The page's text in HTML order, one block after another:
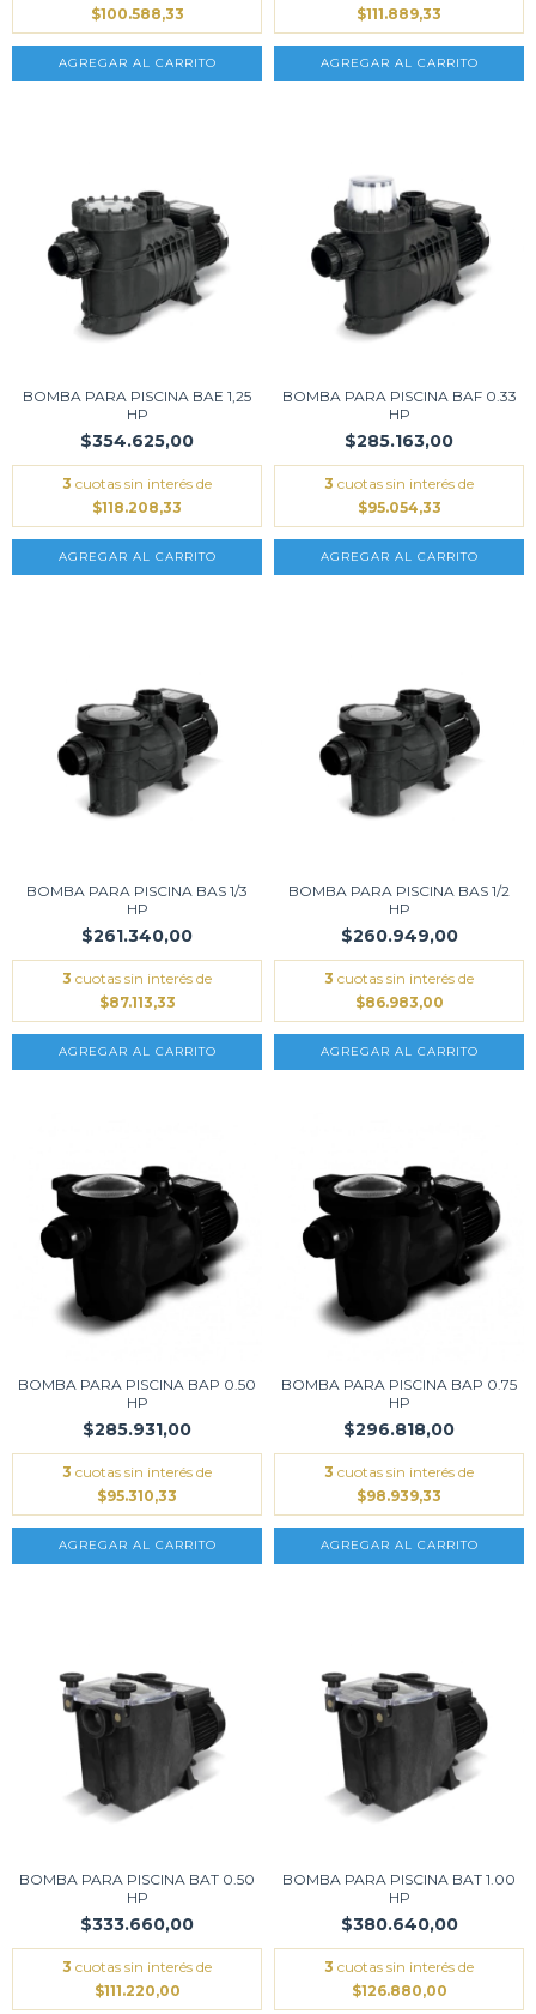
$100.588,33
$111.889,33
BOMBA PARA PISCINA BAE 1,25
HP
$354.625,00
3 cuotas sin interés de
$118.208,33
BOMBA PARA PISCINA BAF 0.33
HP
$285.163,00
3 cuotas sin interés de
$95.054,33
BOMBA PARA PISCINA BAS 1/3
HP
$261.340,00
3 cuotas sin interés de
$87.113,33
BOMBA PARA PISCINA BAS 1/2
HP
$260.949,00
3 cuotas sin interés de
$86.983,00
BOMBA PARA PISCINA BAP 0.50
HP
$285.931,00
3 cuotas sin interés de
$95.310,33
BOMBA PARA PISCINA BAP 0.75
HP
$296.818,00
3 cuotas sin interés de
$98.939,33
BOMBA PARA PISCINA BAT 0.50
HP
$333.660,00
3 cuotas sin interés de
$111.220,00
BOMBA PARA PISCINA BAT 1.00
HP
$380.640,00
3 cuotas sin interés de
$126.880,00